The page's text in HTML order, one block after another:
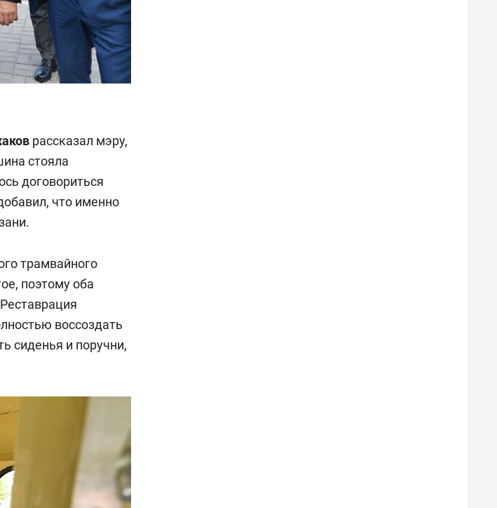
рассказал мэру,
стояла
договориться
что именно
трамвайного
поэтому оба
воссоздать
сиденья и поручни,